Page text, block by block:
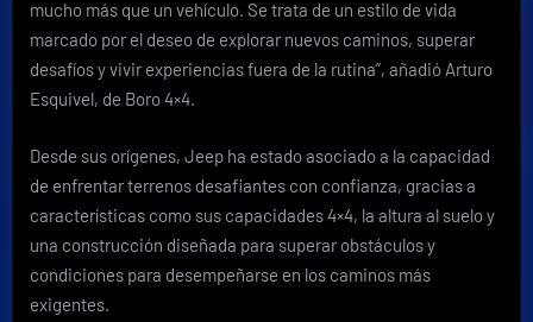
mucho más que un vehículo. Se trata de un estilo de vida
marcado por el deseo de explorar nuevos caminos, superar
desafíos y vivir experiencias fuera de la rutina”, añadió Arturo
Esquivel, de Boro 4×4.
Desde sus orígenes, Jeep ha estado asociado a la capacidad
de enfrentar terrenos desafiantes con confianza, gracias a
características como sus capacidades 4×4, la altura al suelo y
una construcción diseñada para superar obstáculos y
condiciones para desempeñarse en los caminos más
exigentes.